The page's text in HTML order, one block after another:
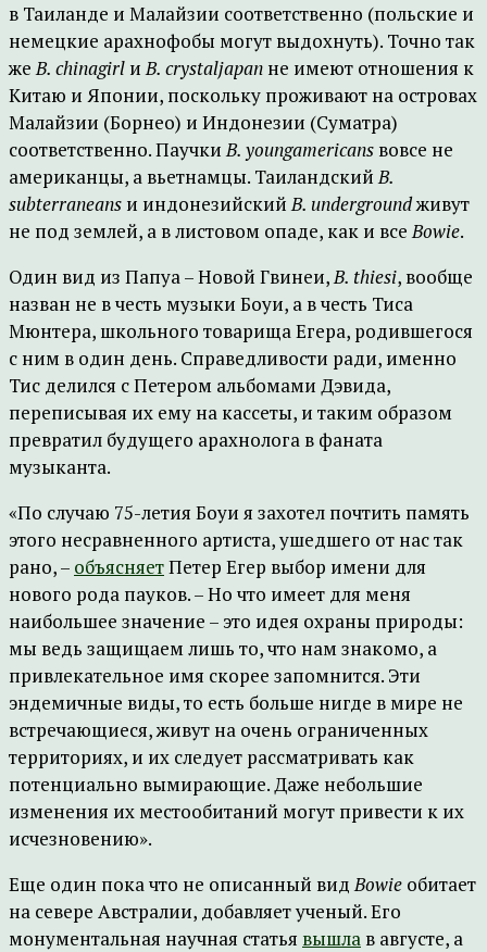
в Таиланде и Малайзии соответственно (польские и
немецкие арахнофобы могут выдохнуть). Точно так
жеB. chinagirl иB. crystaljapan не имеют отношения к
Китаю и Японии, поскольку проживают на островах
Малайзии (Борнео) и Индонезии (Суматра)
соответственно. ПаучкиB. youngamericans вовсе не
американцы, а вьетнамцы. ТаиландскийB.
subterraneans и индонезийскийB. undergroundживут
не под землей, а в листовом опаде, как и всеBowie.
Один вид из Папуа – Новой Гвинеи,B. thiesi, вообще
назван не в честь музыки Боуи, а в честь Тиса
Мюнтера, школьного товарища Егера, родившегося
с ним в один день. Справедливости ради, именно
Тис делился с Петером альбомами Дэвида,
переписывая их ему на кассеты, и таким образом
превратил будущего арахнолога в фаната
музыканта.
«По случаю 75-летия Боуи я захотел почтить память
этого несравненного артиста, ушедшего от нас так
рано, – объясняетПетер Егер выбор имени для
нового рода пауков. – Но что имеет для меня
наибольшее значение – это идея охраны природы:
мы ведь защищаем лишь то, что нам знакомо, а
привлекательное имя скорее запомнится. Эти
эндемичные виды, то есть больше нигде в мире не
встречающиеся, живут на очень ограниченных
территориях, и их следует рассматривать как
потенциально вымирающие. Даже небольшие
изменения их местообитаний могут привести к их
исчезновению».
Еще один пока что не описанный видBowie обитает
на севере Австралии, добавляет ученый. Его
монументальная научная статья вышла в августе, а